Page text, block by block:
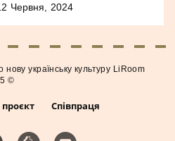
Червня, 2024
Співпраця
нову українську культуру LiRoom
©